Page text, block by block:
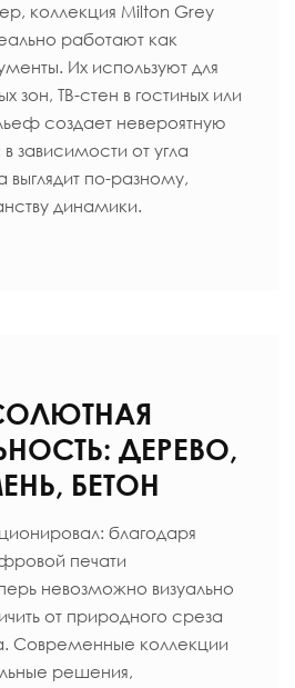
коллекция Milton Grey
работают как
Их используют для
зон, ТВ-стен в гостиных или
создает невероятную
зависимости от угла
по-разному,
динамики.
ДЕРЕВО,
БЕТОН
благодаря
печати
невозможно визуально
от природного среза
Современные коллекции
решения,